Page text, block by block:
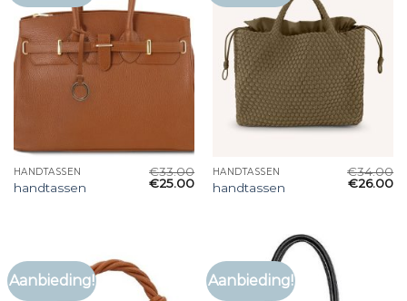
HANDTASSEN
handtassen
€33.00
€25.00
HANDTASSEN
handtassen
€34.00
€26.00
Aanbieding! Aanbieding!